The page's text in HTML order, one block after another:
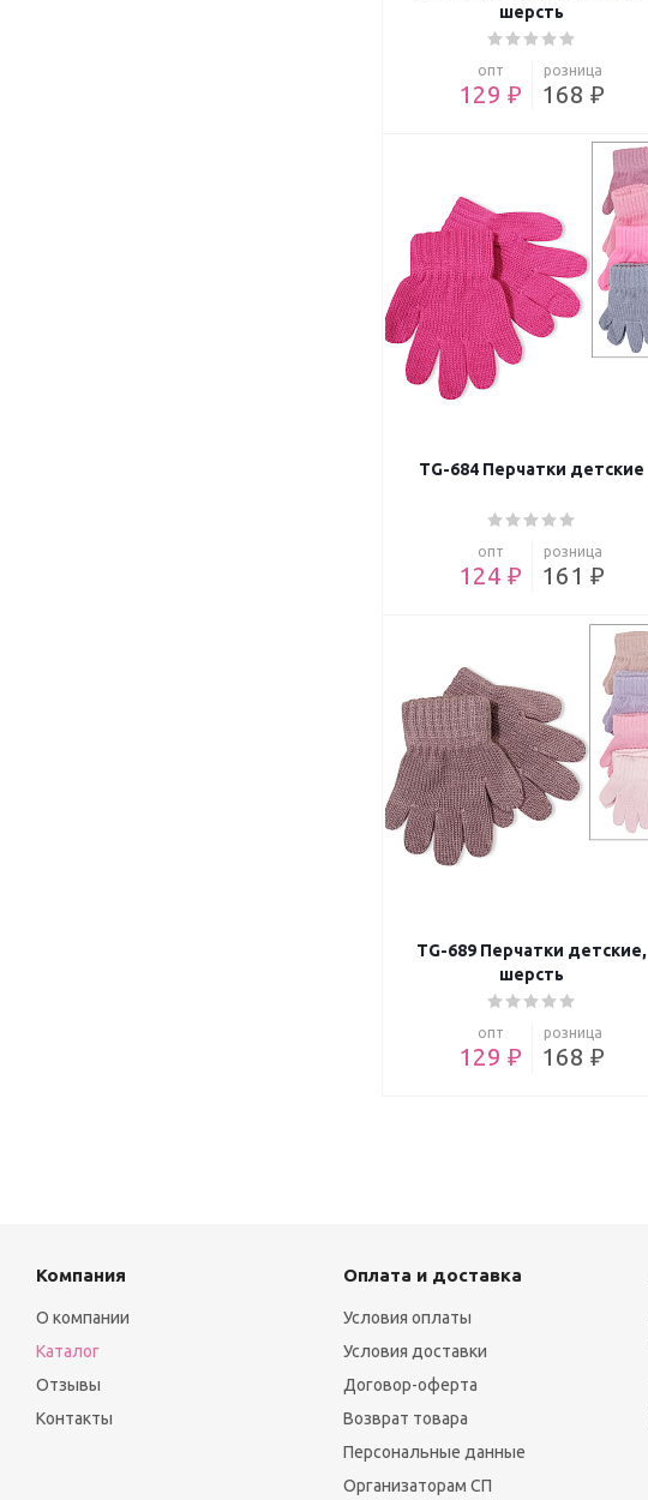
шерсть
опт
129 ₽
розница
168 ₽
TG-684 Перчатки детские
опт
124 ₽
розница
161 ₽
TG-689 Перчатки детские,
шерсть
опт
129 ₽
розница
168 ₽
Компания
О компании
Каталог
Отзывы
Контакты
Оплата и доставка
Условия оплаты
Условия доставки
Договор-оферта
Возврат товара
Персональные данные
Организаторам СП